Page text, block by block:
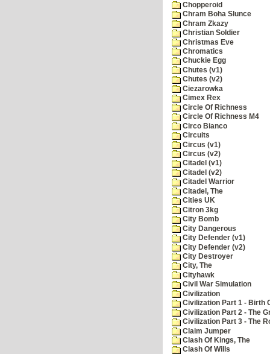
Chopperoid
Chram Boha Slunce
Chram Zkazy
Christian Soldier
Christmas Eve
Chromatics
Chuckie Egg
Chutes (v1)
Chutes (v2)
Ciezarowka
Cimex Rex
Circle Of Richness
Circle Of Richness M4
Circo Bianco
Circuits
Circus (v1)
Circus (v2)
Citadel (v1)
Citadel (v2)
Citadel Warrior
Citadel, The
Cities UK
Citron 3kg
City Bomb
City Dangerous
City Defender (v1)
City Defender (v2)
City Destroyer
City, The
Cityhawk
Civil War Simulation
Civilization
Civilization Part 1 - Birth
Civilization Part 2 - The
Civilization Part 3 - The
Claim Jumper
Clash Of Kings, The
Clash Of Wills